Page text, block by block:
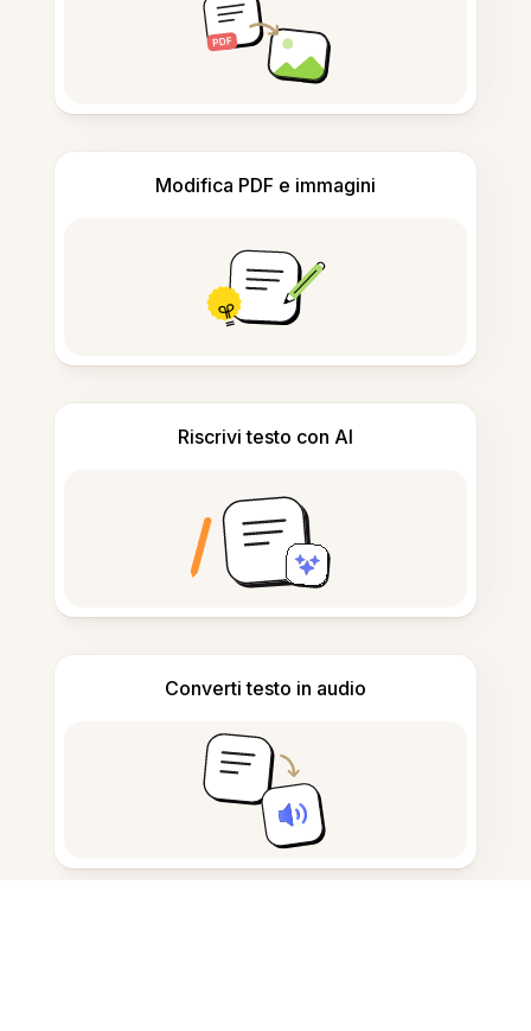
Modifica PDF e immagini
Riscrivi testo con AI
Converti testo in audio